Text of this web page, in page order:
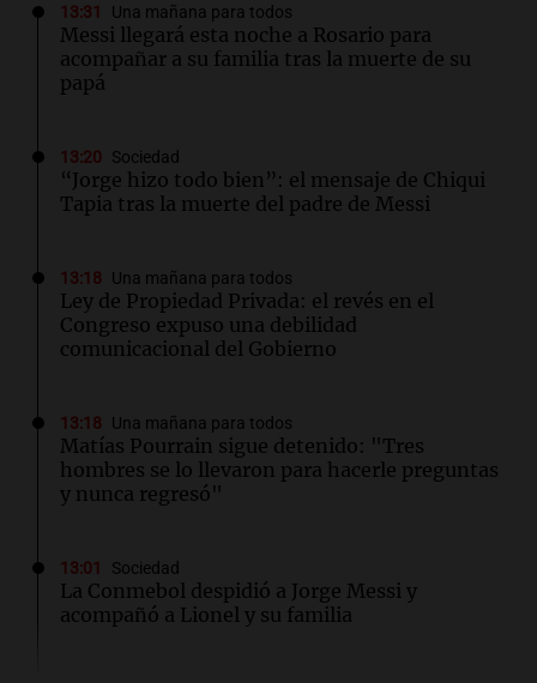
13:31 Una mañana para todos
Messi llegará esta noche a Rosario para
acompañar a su familia tras la muerte de su
papá
13:20 Sociedad
“Jorge hizo todo bien”: el mensaje de Chiqui
Tapia tras la muerte del padre de Messi
13:18 Una mañana para todos
Ley de Propiedad Privada: el revés en el
Congreso expuso una debilidad
comunicacional del Gobierno
13:18 Una mañana para todos
Matías Pourrain sigue detenido: "Tres
hombres se lo llevaron para hacerle preguntas
y nunca regresó"
13:01 Sociedad
La Conmebol despidió a Jorge Messi y
acompañó a Lionel y su familia